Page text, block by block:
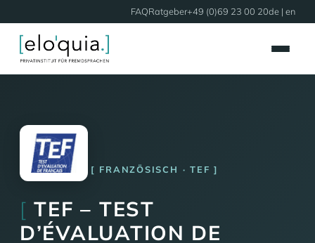
FAQRatgeber+49 (0)69 23 00 20de | en
FRANZÖSISCH · TEF
[ TEF – TEST
D’ÉVALUATION DE